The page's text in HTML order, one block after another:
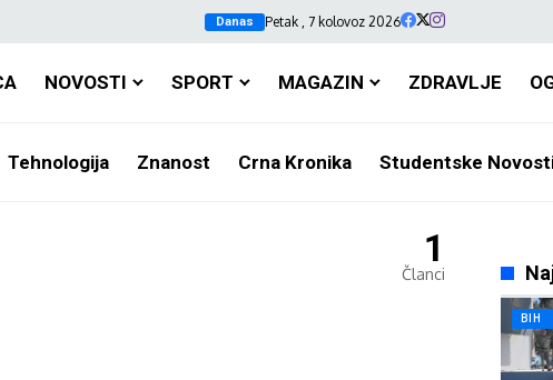
Danas Petak , 7 kolovoz 2026
NOVOSTI SPORT MAGAZIN ZDRAVLJE
Tehnologija Znanost Crna Kronika Studentske
1
Članci
BIH